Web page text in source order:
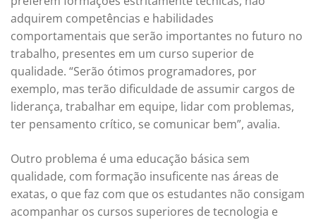
adquirem competências e habilidades
comportamentais que serão importantes no futuro no
trabalho, presentes em um curso superior de
qualidade. “Serão ótimos programadores, por
exemplo, mas terão dificuldade de assumir cargos de
liderança, trabalhar em equipe, lidar com problemas,
ter pensamento crítico, se comunicar bem”, avalia.
Outro problema é uma educação básica sem
qualidade, com formação insuficente nas áreas de
exatas, o que faz com que os estudantes não consigam
acompanhar os cursos superiores de tecnologia e